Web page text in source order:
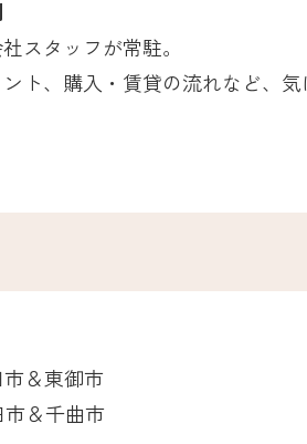
スタッフが常駐。
ト、購入・賃貸の流れなど、
市＆東御市
市＆千曲市